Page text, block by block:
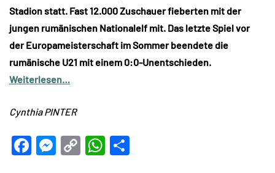
Stadion statt. Fast 12.000 Zuschauer fieberten mit der
jungen rumänischen Nationalelf mit. Das letzte Spiel vor
der Europameisterschaft im Sommer beendete die
rumänische U21 mit einem 0:0-Unentschieden.
Weiterlesen…
Cynthia PINTER
Facebook
Messenger
CopyWhatsApp